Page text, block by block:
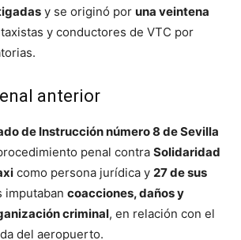
y se originó por una veintena
y conductores de VTC por
anterior
de Instrucción número 8 de Sevilla
penal contra Solidaridad
como persona jurídica y 27 de sus
imputaban coacciones, daños y
criminal, en relación con el
del aeropuerto.